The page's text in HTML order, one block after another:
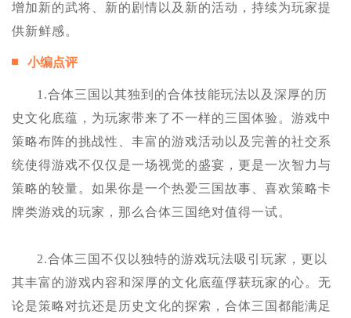
增加新的武将、新的剧情以及新的活动，持续为玩家提
供新鲜感。
小编点评
1.合体三国以其独到的合体技能玩法以及深厚的历
史文化底蕴，为玩家带来了不一样的三国体验。游戏中
策略布阵的挑战性、丰富的游戏活动以及完善的社交系
统使得游戏不仅仅是一场视觉的盛宴，更是一次智力与
策略的较量。如果你是一个热爱三国故事、喜欢策略卡
牌类游戏的玩家，那么合体三国绝对值得一试。
2.合体三国不仅以独特的游戏玩法吸引玩家，更以
其丰富的游戏内容和深厚的文化底蕴俘获玩家的心。无
论是策略对抗还是历史文化的探索，合体三国都能满足